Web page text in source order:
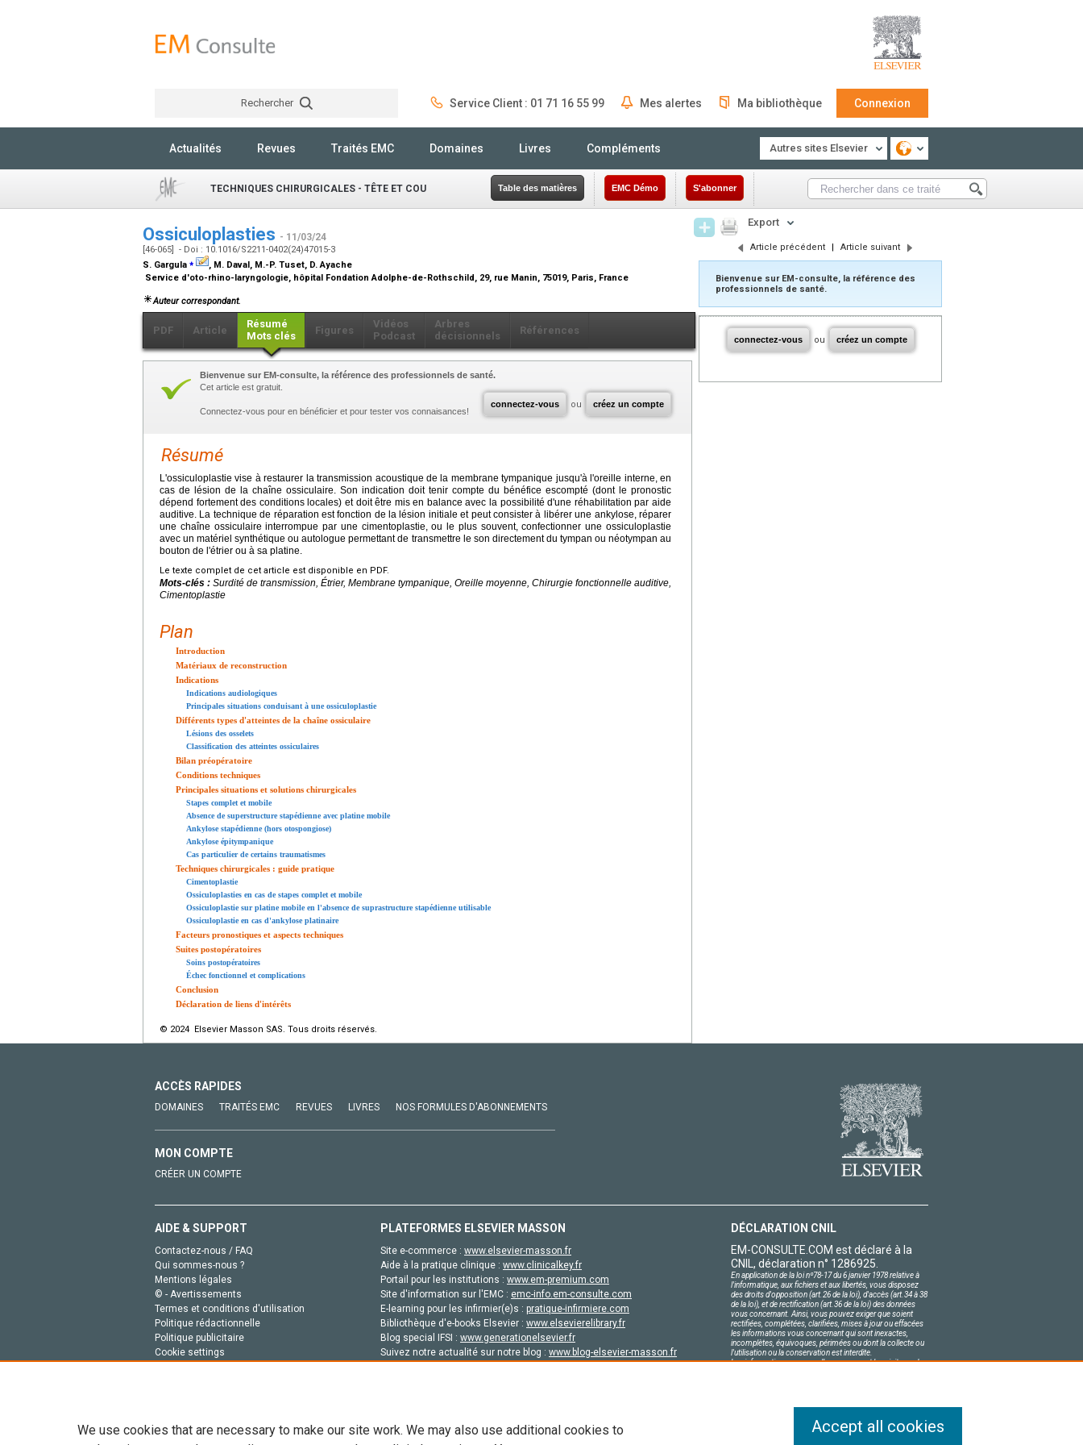
Rechercher Service Client : 01 71 16 55 99 Mes alertes Ma bibliothèque Connexion
Actualités Revues Traités EMC Domaines Livres Compléments Autres sites Elsevier
TECHNIQUES CHIRURGICALES - TÊTE ET COU Table des matières EMC Démo S'abonner
Ossiculoplasties - 11/03/24
[46-065] - Doi : 10.1016/S2211-0402(24)47015-3
S. Gargula ⁎
, M. Daval, M.-P. Tuset, D. Ayache
Service d'oto-rhino-laryngologie, hôpital Fondation Adolphe-de-Rothschild, 29, rue Manin, 75019, Paris, France
Auteur correspondant.
PDF Article
Résumé
Mots clés
Figures
Vidéos
Podcast
Arbres
décisionnels
Références
connectez-vous ou créez un compte
Bienvenue sur EM-consulte, la référence des professionnels de santé.
Cet article est gratuit.
Connectez-vous pour en bénéficier et pour tester vos connaisances!
Résumé
L'ossiculoplastie vise à restaurer la transmission acoustique de la membrane tympanique jusqu'à l'oreille interne, en
cas de lésion de la chaîne ossiculaire. Son indication doit tenir compte du bénéfice escompté (dont le pronostic
dépend fortement des conditions locales) et doit être mis en balance avec la possibilité d'une réhabilitation par aide
auditive. La technique de réparation est fonction de la lésion initiale et peut consister à libérer une ankylose, réparer
une chaîne ossiculaire interrompue par une cimentoplastie, ou le plus souvent, confectionner une ossiculoplastie
avec un matériel synthétique ou autologue permettant de transmettre le son directement du tympan ou néotympan au
bouton de l'étrier ou à sa platine.
Le texte complet de cet article est disponible en PDF.
Mots-clés : Surdité de transmission, Étrier, Membrane tympanique, Oreille moyenne, Chirurgie fonctionnelle auditive,
Cimentoplastie
Plan
Introduction
Matériaux de reconstruction
Indications
Indications audiologiques
Principales situations conduisant à une ossiculoplastie
Différents types d'atteintes de la chaîne ossiculaire
Lésions des osselets
Classification des atteintes ossiculaires
Bilan préopératoire
Conditions techniques
Principales situations et solutions chirurgicales
Stapes complet et mobile
Absence de superstructure stapédienne avec platine mobile
Ankylose stapédienne (hors otospongiose)
Ankylose épitympanique
Cas particulier de certains traumatismes
Techniques chirurgicales : guide pratique
Cimentoplastie
Ossiculoplasties en cas de stapes complet et mobile
Ossiculoplastie sur platine mobile en l'absence de suprastructure stapédienne utilisable
Ossiculoplastie en cas d'ankylose platinaire
Facteurs pronostiques et aspects techniques
Suites postopératoires
Soins postopératoires
Échec fonctionnel et complications
Conclusion
Déclaration de liens d'intérêts
© 2024 Elsevier Masson SAS. Tous droits réservés.
Export
Article précédent | Article suivant
Bienvenue sur EM-consulte, la référence des
professionnels de santé.
connectez-vous ou créez un compte
ACCÈS RAPIDES
DOMAINES TRAITÉS EMC REVUES LIVRES NOS FORMULES D'ABONNEMENTS
MON COMPTE
CRÉER UN COMPTE
AIDE & SUPPORT
Contactez-nous / FAQ
Qui sommes-nous ?
Mentions légales
© - Avertissements
Termes et conditions d'utilisation
Politique rédactionnelle
Politique publicitaire
Cookie settings
PLATEFORMES ELSEVIER MASSON
Site e-commerce : www.elsevier-masson.fr
Aide à la pratique clinique : www.clinicalkey.fr
Portail pour les institutions : www.em-premium.com
Site d'information sur l'EMC : emc-info.em-consulte.com
E-learning pour les infirmier(e)s : pratique-infirmiere.com
Bibliothèque d'e-books Elsevier : www.elsevierelibrary.fr
Blog special IFSI : www.generationelsevier.fr
Suivez notre actualité sur notre blog : www.blog-elsevier-masson.fr
DÉCLARATION CNIL
EM-CONSULTE.COM est déclaré à la
CNIL, déclaration n° 1286925.
En application de la loi nº78-17 du 6 janvier 1978 relative à
l'informatique, aux fichiers et aux libertés, vous disposez
des droits d'opposition (art.26 de la loi), d'accès (art.34 à 38
de la loi), et de rectification (art.36 de la loi) des données
vous concernant. Ainsi, vous pouvez exiger que soient
rectifiées, complétées, clarifiées, mises à jour ou effacées
les informations vous concernant qui sont inexactes,
incomplètes, équivoques, périmées ou dont la collecte ou
l'utilisation ou la conservation est interdite.
Les informations personnelles concernant les visiteurs de
We use cookies that are necessary to make our site work. We may also use additional cookies to
Accept all cookies